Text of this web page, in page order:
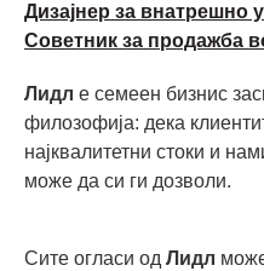
Дизајнер за внатрешно
Советник за продажба
Лидл е семеен бизнис
филозофија: дека
најквалитетни стоки и
може да си ги дозволи.
Сите огласи од Лидл